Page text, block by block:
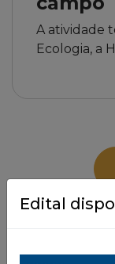
A atividade
Ecologia, a
Edital